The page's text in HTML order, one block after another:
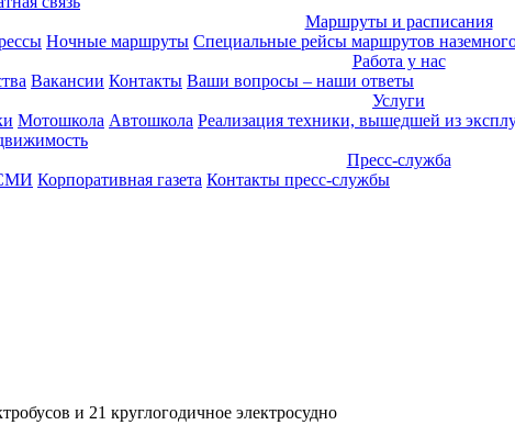
Маршруты и расписания
Ночные маршруты Специальные рейсы маршрутов
Работа у нас
Вакансии Контакты Ваши вопросы – наши ответы
Услуги
Мотошкола Автошкола Реализация техники, вышедшей из
Пресс-служба
Корпоративная газета Контакты пресс-службы
и 21 круглогодичное электросудно